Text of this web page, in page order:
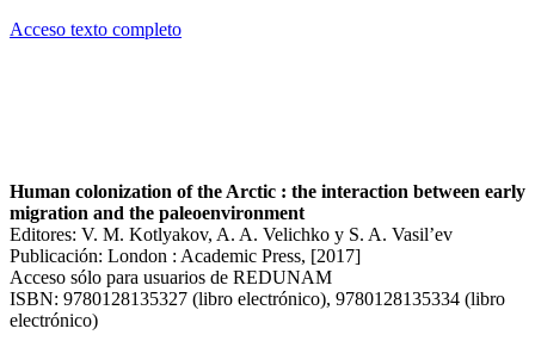
Acceso texto completo
Human colonization of the Arctic : the interaction between early
migration and the paleoenvironment
Editores: V. M. Kotlyakov, A. A. Velichko y S. A. Vasil’ev
Publicación: London : Academic Press, [2017]
Acceso sólo para usuarios de REDUNAM
ISBN: 9780128135327 (libro electrónico), 9780128135334 (libro
electrónico)